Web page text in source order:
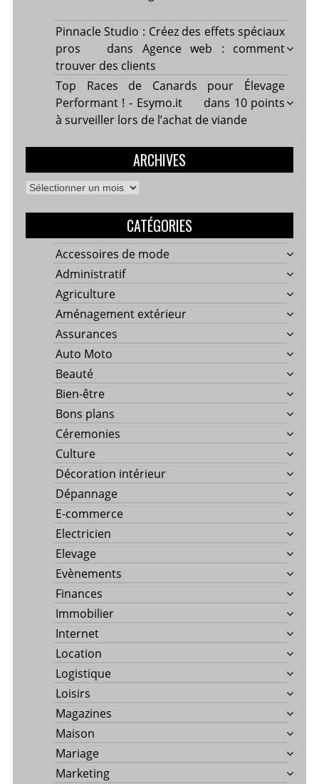
Pinnacle Studio : Créez des effets spéciaux
pros
dans Agence web : comment
trouver des clients
Top Races de Canards pour Élevage
Performant ! - Esymo.it
dans 10 points
à surveiller lors de l’achat de viande
ARCHIVES
Archives
CATÉGORIES
Accessoires de mode
Administratif
Agriculture
Aménagement extérieur
Assurances
Auto Moto
Beauté
Bien-être
Bons plans
Céremonies
Culture
Décoration intérieur
Dépannage
E-commerce
Electricien
Elevage
Evènements
Finances
Immobilier
Internet
Location
Logistique
Loisirs
Magazines
Maison
Mariage
Marketing